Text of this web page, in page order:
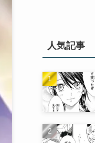
人気記事